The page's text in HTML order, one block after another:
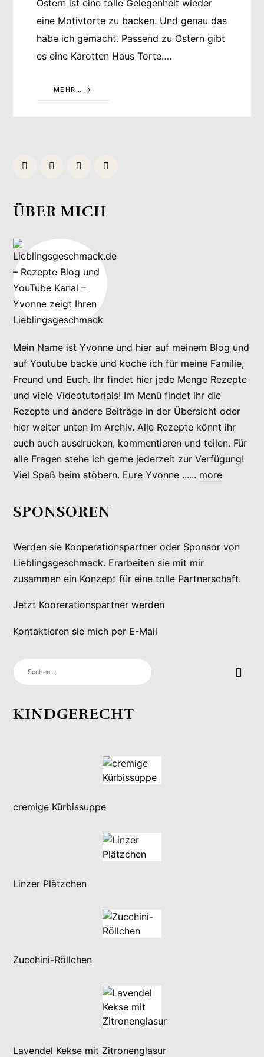
Ostern ist eine tolle Gelegenheit wieder
eine Motivtorte zu backen. Und genau das
habe ich gemacht. Passend zu Ostern gibt
es eine Karotten Haus Torte….
MEHR…
ÜBER MICH
Mein Name ist Yvonne und hier auf meinem Blog und
auf Youtube backe und koche ich für meine Familie,
Freund und Euch. Ihr findet hier jede Menge Rezepte
und viele Videotutorials! Im Menü findet ihr die
Rezepte und andere Beiträge in der Übersicht oder
hier weiter unten im Archiv. Alle Rezepte könnt ihr
euch auch ausdrucken, kommentieren und teilen. Für
alle Fragen stehe ich gerne jederzeit zur Verfügung!
Viel Spaß beim stöbern. Eure Yvonne ...... more
SPONSOREN
Werden sie Kooperationspartner oder Sponsor von
Lieblingsgeschmack. Erarbeiten sie mit mir
zusammen ein Konzept für eine tolle Partnerschaft.
Jetzt Koorerationspartner werden
Kontaktieren sie mich per E-Mail
SUCHEN
NACH:
KINDGERECHT
cremige Kürbissuppe
Linzer Plätzchen
Zucchini-Röllchen
Lavendel Kekse mit Zitronenglasur